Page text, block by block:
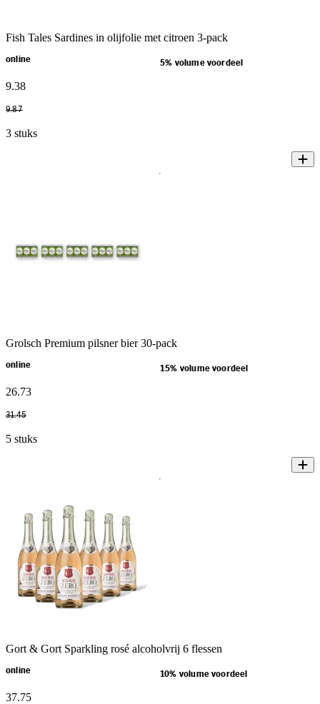
Fish Tales Sardines in olijfolie met citroen 3-pack
online 5% volume voordeel
9.38
9.87
3 stuks
Grolsch Premium pilsner bier 30-pack
online 15% volume voordeel
26.73
31.45
5 stuks
Gort & Gort Sparkling rosé alcoholvrij 6 flessen
online 10% volume voordeel
37.75